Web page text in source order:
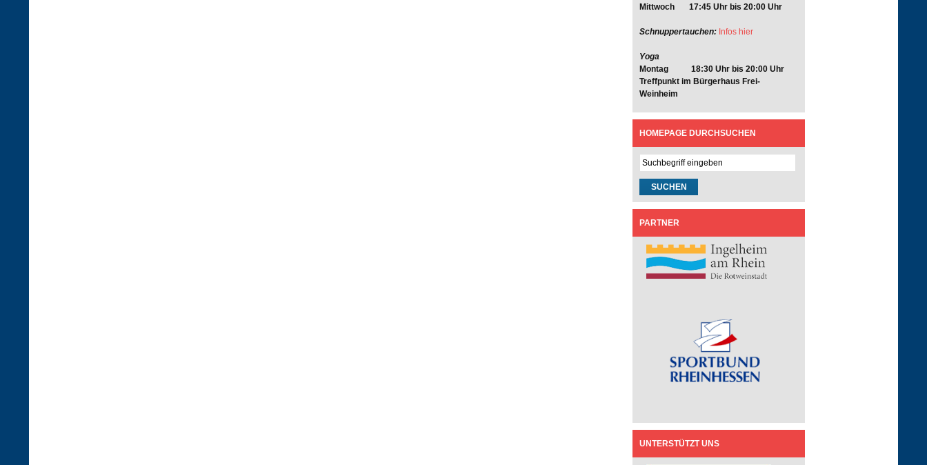
Mittwoch 17:45 Uhr bis 20:00 Uhr
Schnuppertauchen: Infos hier
Yoga
Montag 18:30 Uhr bis 20:00 Uhr
Treffpunkt im Bürgerhaus Frei-
Weinheim
HOMEPAGE DURCHSUCHEN
PARTNER
UNTERSTÜTZT UNS